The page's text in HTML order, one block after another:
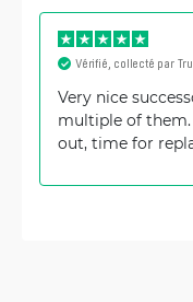
Vérifié, collecté par
Very nice
multiple of
out, time for